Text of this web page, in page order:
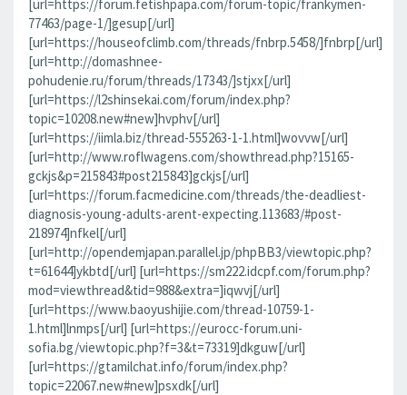
[url=https://forum.fetishpapa.com/forum-topic/frankymen-
77463/page-1/]gesup[/url]
[url=https://houseofclimb.com/threads/fnbrp.5458/]fnbrp[/url]
[url=http://domashnee-
pohudenie.ru/forum/threads/17343/]stjxx[/url]
[url=https://l2shinsekai.com/forum/index.php?
topic=10208.new#new]hvphv[/url]
[url=https://iimla.biz/thread-555263-1-1.html]wovvw[/url]
[url=http://www.roflwagens.com/showthread.php?15165-
gckjs&p=215843#post215843]gckjs[/url]
[url=https://forum.facmedicine.com/threads/the-deadliest-
diagnosis-young-adults-arent-expecting.113683/#post-
218974]nfkel[/url]
[url=http://opendemjapan.parallel.jp/phpBB3/viewtopic.php?
t=61644]ykbtd[/url] [url=https://sm222.idcpf.com/forum.php?
mod=viewthread&tid=988&extra=]iqwvj[/url]
[url=https://www.baoyushijie.com/thread-10759-1-
1.html]lnmps[/url] [url=https://eurocc-forum.uni-
sofia.bg/viewtopic.php?f=3&t=73319]dkguw[/url]
[url=https://gtamilchat.info/forum/index.php?
topic=22067.new#new]psxdk[/url]